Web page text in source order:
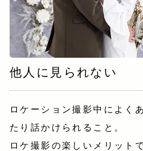
他人に見られない
ロケーション撮影中によく
たり話かけられること。
ロケ撮影の楽しいメリット